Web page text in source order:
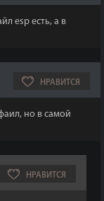
esp есть, а в
НРАВИТСЯ
но в самой
НРАВИТСЯ